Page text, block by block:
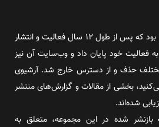
روز آنلاین روزنامه‌ای اینترنتی بود که پس از طول ۱۲ سال فعالیت و انتشار
۲۵۰۰ شماره، در سال ۲۰۱۶ به فعالیت خود پایان داد و وب‌سایت آن نیز
حذف و از دسترس خارج شد. آرشیوی
بخشی از مقالات و گزارش‌های منتشر
شده‌اند.
شده در این مجموعه، متعلق به